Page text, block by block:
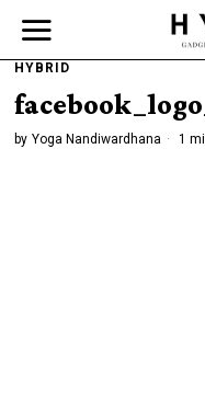
HYBRID
by Yoga Nandiwardhana 1